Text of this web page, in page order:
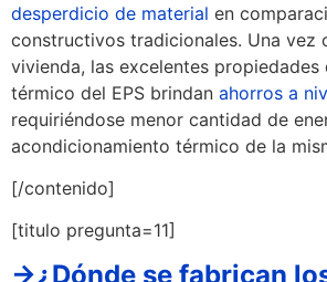
desperdicio de material en
constructivos tradicionales. Una vez
vivienda, las excelentes propiedades
térmico del EPS brindan ahorros a
requiriéndose menor cantidad de
acondicionamiento térmico de la
[/contenido]
[titulo pregunta=11]
→¿Dónde se fabrican